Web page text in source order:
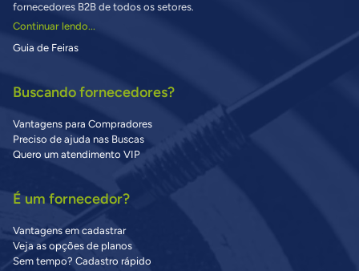
fornecedores B2B de todos os setores.
Continuar lendo...
Guia de Feiras
Buscando fornecedores?
Vantagens para Compradores
Preciso de ajuda nas Buscas
Quero um atendimento VIP
É um fornecedor?
Vantagens em cadastrar
Veja as opções de planos
Sem tempo? Cadastro rápido